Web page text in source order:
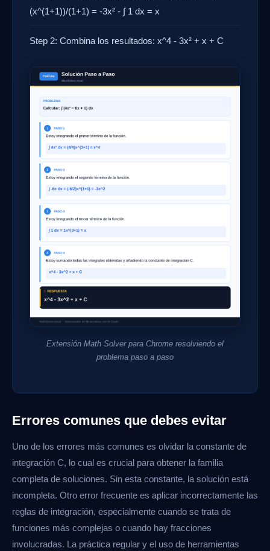
(x^(1+1))/(1+1) = -3x² - ∫ 1 dx = x
Step 2: Combina los resultados: x^4 - 3x² + x + C
Extensión Math Solver para Chrome resolviendo el
problema paso a paso
Errores comunes que debes evitar
Uno de los errores más comunes es olvidar la constante de
integración C, lo cual es crucial para obtener la familia
completa de soluciones. Sin esta constante, la solución está
incompleta. Otro error frecuente es aplicar incorrectamente las
reglas de integración, especialmente cuando se trata de
funciones más complejas o cuando hay fracciones
involucradas. La práctica regular y el uso de herramientas